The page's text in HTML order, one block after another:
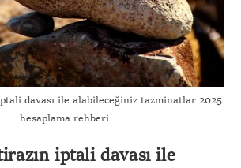
davası ile alabileceğiniz tazminatlar 2025
hesaplama rehberi
iptali davası ile